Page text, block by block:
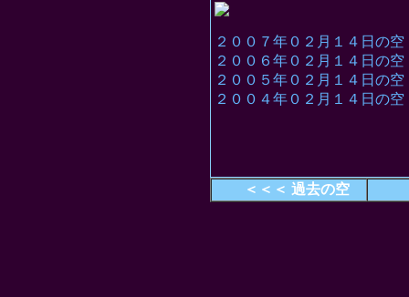
２００７年０２月１４日の空
２００６年０２月１４日の空
２００５年０２月１４日の空
２００４年０２月１４日の空
＜＜＜ 過去の空